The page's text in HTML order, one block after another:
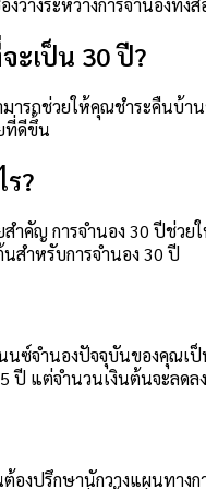
างระหว่างการจำนองทั้ง
ะเป็น 30 ปี?
รถช่วยให้คุณชำระคืนบ้
ที่ดีขึ้น
?
ำคัญ การจำนอง 30 ปีช่
นสำหรับการจำนอง 30 ปี
จำนองปัจจุบันของคุณเ
ปี แต่จำนวนเงินต้นจะลด
งปรึกษานักวางแผนทาง